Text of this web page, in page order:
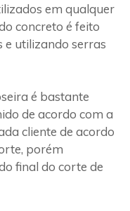
em qualquer
concreto é feito
utilizando serras
é bastante
de acordo com a
cliente de acordo
porém
final do corte de